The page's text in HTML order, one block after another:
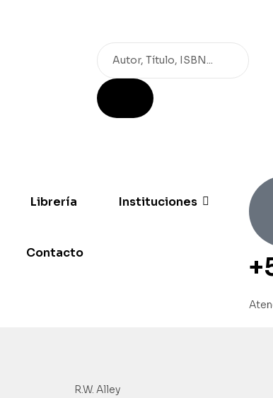
Librería Instituciones
Contacto
R.W. Alley